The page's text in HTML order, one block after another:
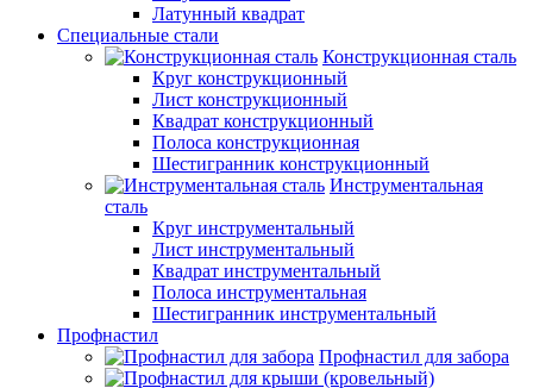
Латунный квадрат
Специальные стали
Конструкционная сталь
Круг конструкционный
Лист конструкционный
Квадрат конструкционный
Полоса конструкционная
Шестигранник конструкционный
Инструментальная
сталь
Круг инструментальный
Лист инструментальный
Квадрат инструментальный
Полоса инструментальная
Шестигранник инструментальный
Профнастил
Профнастил для забора